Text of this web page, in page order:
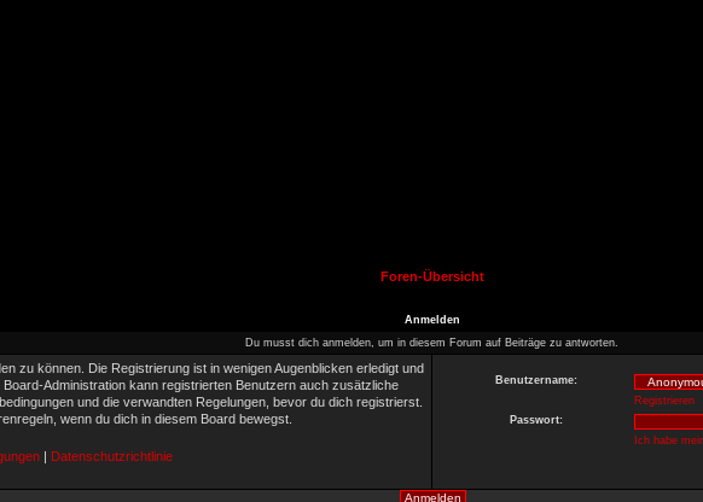
Foren-Übersicht
Anmelden
Du musst dich anmelden, um in diesem Forum auf Beiträge zu antworten.
zu können. Die Registrierung ist in wenigen Augenblicken erledigt und
Administration kann registrierten Benutzern auch zusätzliche
und die verwandten Regelungen, bevor du dich registrierst.
wenn du dich in diesem Board bewegst.
| Datenschutzrichtlinie
Benutzername:
Registrieren
Passwort:
Ich habe